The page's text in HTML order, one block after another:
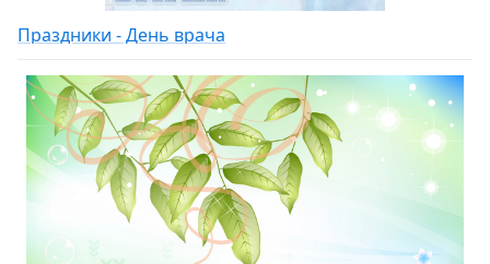
Праздники - День врача